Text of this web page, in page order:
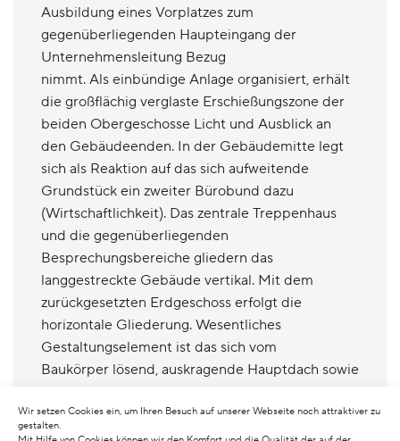
Wir setzen Cookies ein, um Ihren Besuch auf unserer Webseite noch attraktiver zu
gestalten.
Ausbildung eines Vorplatzes zum
gegenüberliegenden Haupteingang der
Unternehmensleitung Bezug
nimmt. Als einbündige Anlage organisiert, erhält
die großflächig verglaste Erschießungszone der
beiden Obergeschosse Licht und Ausblick an
den Gebäudeenden. In der Gebäudemitte legt
sich als Reaktion auf das sich aufweitende
Grundstück ein zweiter Bürobund dazu
(Wirtschaftlichkeit). Das zentrale Treppenhaus
und die gegenüberliegenden
Besprechungsbereiche gliedern das
langgestreckte Gebäude vertikal. Mit dem
zurückgesetzten Erdgeschoss erfolgt die
horizontale Gliederung. Wesentliches
Gestaltungselement ist das sich vom
Baukörper lösend, auskragende Hauptdach sowie
Bürobundes. Fernwärme und -kälte,
Betonkernaktivierung und Beleuchtung über